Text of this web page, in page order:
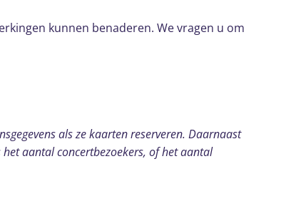
kunnen benaderen. We vragen u om
als ze kaarten reserveren. Daarnaast
aantal concertbezoekers, of het aantal